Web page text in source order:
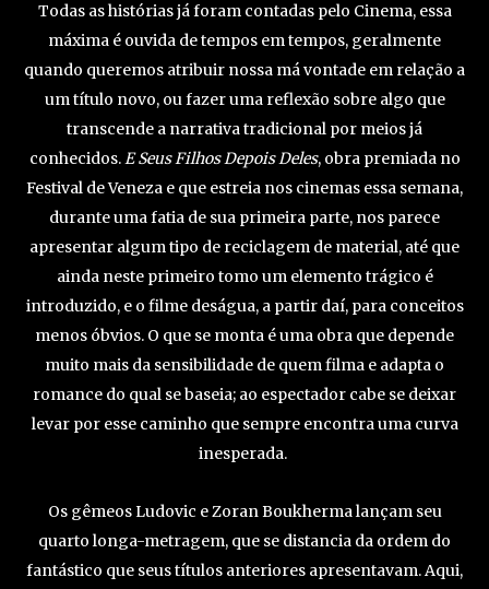
Todas as histórias já foram contadas pelo Cinema, essa
máxima é ouvida de tempos em tempos, geralmente
quando queremos atribuir nossa má vontade em relação a
um título novo, ou fazer uma reflexão sobre algo que
transcende a narrativa tradicional por meios já
conhecidos.E Seus Filhos Depois Deles, obra premiada no
Festival de Veneza e que estreia nos cinemas essa semana,
durante uma fatia de sua primeira parte, nos parece
apresentar algum tipo de reciclagem de material, até que
ainda neste primeiro tomo um elemento trágico é
introduzido, e o filme deságua, a partir daí, para conceitos
menos óbvios. O que se monta é uma obra que depende
muito mais da sensibilidade de quem filma e adapta o
romance do qual se baseia; ao espectador cabe se deixar
levar por esse caminho que sempre encontra uma curva
inesperada.
Os gêmeos Ludovic e Zoran Boukherma lançam seu
quarto longa-metragem, que se distancia da ordem do
fantástico que seus títulos anteriores apresentavam. Aqui,